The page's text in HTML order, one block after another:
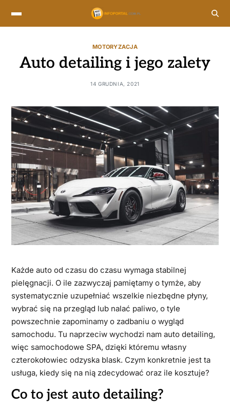
MOTORYZACJA
Auto detailing i jego zalety
14 GRUDNIA, 2021
Każde auto od czasu do czasu wymaga stabilnej
pielęgnacji. O ile zazwyczaj pamiętamy o tymże, aby
systematycznie uzupełniać wszelkie niezbędne płyny,
wybrać się na przegląd lub nalać paliwo, o tyle
powszechnie zapominamy o zadbaniu o wygląd
samochodu. Tu naprzeciw wychodzi nam auto detailing,
więc samochodowe SPA, dzięki któremu własny
czterokołowiec odzyska blask. Czym konkretnie jest ta
usługa, kiedy się na nią zdecydować oraz ile kosztuje?
Co to jest auto detailing?